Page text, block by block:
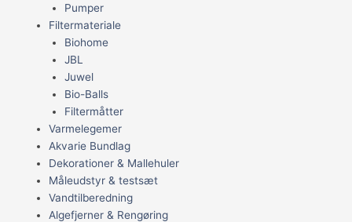
Pumper
Filtermateriale
Biohome
JBL
Juwel
Bio-Balls
Filtermåtter
Varmelegemer
Akvarie Bundlag
Dekorationer & Mallehuler
Måleudstyr & testsæt
Vandtilberedning
Algefjerner & Rengøring